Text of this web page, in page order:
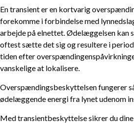
En transient er en kortvarig
forekomme i forbindelse med
arbejde på elnettet. Ødelæggelsen kan
oftest sætte det sig og resultere i
tiden efter
vanskelige at lokalisere.
Overspændingsbeskyttelsen fungerer
ødelæggende energi fra lynet udenom
Med transientbeskyttelse sikrer du